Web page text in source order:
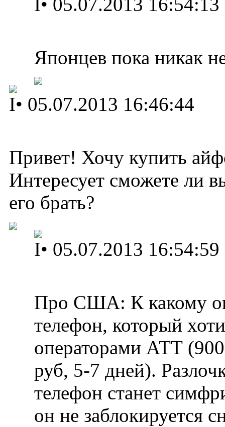
I• 05.07.2013 16:54:13
Японцев пока никак
I• 05.07.2013 16:46:44
Привет! Хочу купить
Интересует сможете ли
его брать?
I• 05.07.2013 16:54:59
Про США: К какому
телефон, который
операторами АТТ
руб, 5-7 дней).
телефон станет
он не заблокируется